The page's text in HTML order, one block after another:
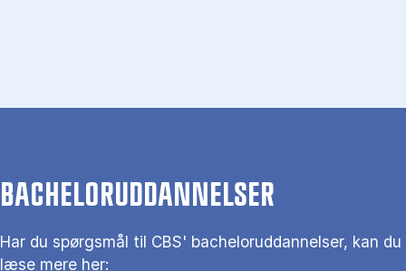
BACHELORUDDANNELSER
Har du spørgsmål til CBS' bacheloruddannelser, kan du
læse mere her: